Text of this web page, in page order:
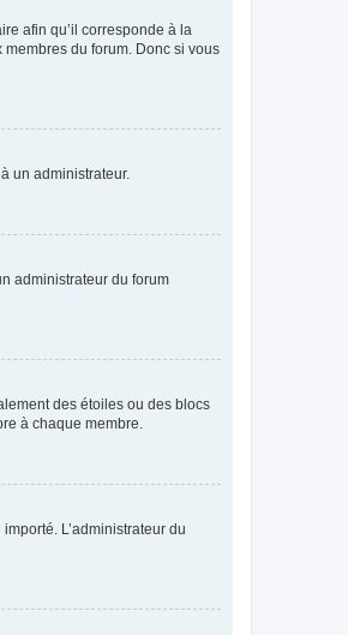
afin qu’il corresponde à la
membres du forum. Donc si vous
un administrateur.
administrateur du forum
des étoiles ou des blocs
à chaque membre.
L’administrateur du